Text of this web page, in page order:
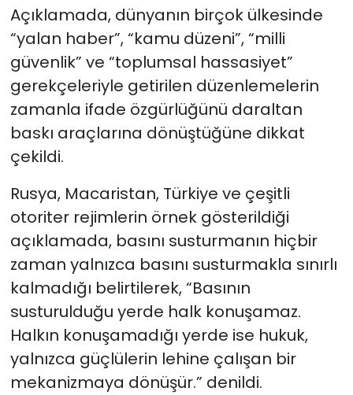
Açıklamada, dünyanın birçok ülkesinde
“yalan haber”, “kamu düzeni”, “milli
güvenlik” ve “toplumsal hassasiyet”
gerekçeleriyle getirilen düzenlemelerin
zamanla ifade özgürlüğünü daraltan
baskı araçlarına dönüştüğüne dikkat
çekildi.
Rusya, Macaristan, Türkiye ve çeşitli
otoriter rejimlerin örnek gösterildiği
açıklamada, basını susturmanın hiçbir
zaman yalnızca basını susturmakla sınırlı
kalmadığı belirtilerek, “Basının
susturulduğu yerde halk konuşamaz.
Halkın konuşamadığı yerde ise hukuk,
yalnızca güçlülerin lehine çalışan bir
mekanizmaya dönüşür.” denildi.